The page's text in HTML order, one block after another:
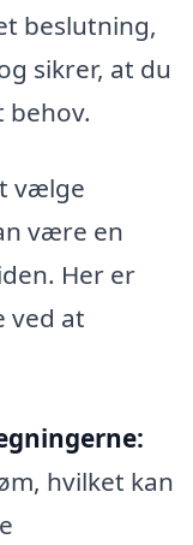
beslutning,
sikrer, at du
behov.
vælge
være en
Her er
ved at
hvilket kan